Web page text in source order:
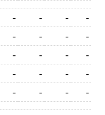
- - -
-
- - -
-
- - -
-
- - -
-
- - - -